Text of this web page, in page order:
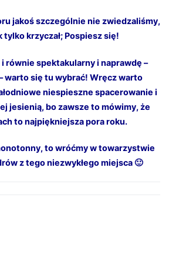
jakoś szczególnie nie zwiedzaliśmy,
tylko krzyczał; Pospiesz się!
i równie spektakularny i naprawdę –
warto się tu wybrać! Wręcz warto
niespieszne spacerowanie i
jesienią, bo zawsze to mówimy, że
to najpiękniejsza pora roku.
to wróćmy w towarzystwie
z tego niezwykłego miejsca 🙂